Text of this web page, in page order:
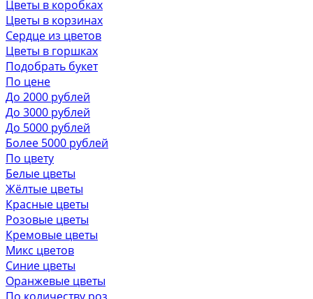
Цветы в коробках
Цветы в корзинах
Сердце из цветов
Цветы в горшках
Подобрать букет
По цене
До 2000 рублей
До 3000 рублей
До 5000 рублей
Более 5000 рублей
По цвету
Белые цветы
Жёлтые цветы
Красные цветы
Розовые цветы
Кремовые цветы
Микс цветов
Синие цветы
Оранжевые цветы